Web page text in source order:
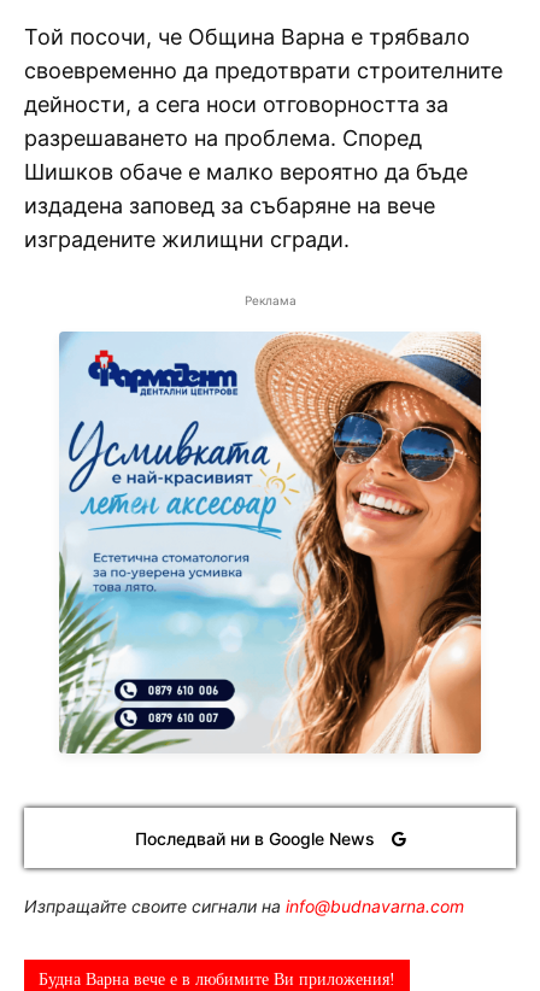
Той посочи, че Община Варна е трябвало
своевременно да предотврати строителните
дейности, а сега носи отговорността за
разрешаването на проблема. Според
Шишков обаче е малко вероятно да бъде
издадена заповед за събаряне на вече
изградените жилищни сгради.
Реклама
Последвай ни в Google News
Изпращайте своите сигнали на info@budnavarna.com
Будна Варна вече е в любимите Ви приложения!